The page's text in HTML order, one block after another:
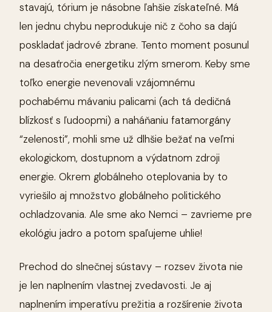
stavajú, tórium je násobne ľahšie získateľné. Má
len jednu chybu neprodukuje nič z čoho sa dajú
poskladať jadrové zbrane. Tento moment posunul
na desaťročia energetiku zlým smerom. Keby sme
toľko energie nevenovali vzájomnému
pochabému mávaniu palicami (ach tá dedičná
blízkosť s ľudoopmi) a naháňaniu fatamorgány
“zelenosti”, mohli sme už dlhšie bežať na veľmi
ekologickom, dostupnom a výdatnom zdroji
energie. Okrem globálneho oteplovania by to
vyriešilo aj množstvo globálneho politického
ochladzovania. Ale sme ako Nemci – zavrieme pre
ekológiu jadro a potom spaľujeme uhlie!
Prechod do slnečnej sústavy – rozsev života nie
je len naplnením vlastnej zvedavosti. Je aj
naplnením imperatívu prežitia a rozšírenie života